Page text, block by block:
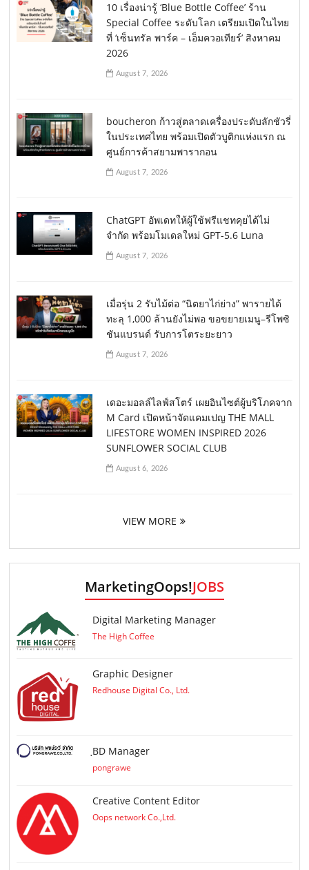
10 เรื่องน่ารู้ ‘Blue Bottle Coffee’ ร้าน
Special Coffee ระดับโลก เตรียมเปิดในไทย
ที่ ‘เซ็นทรัล พาร์ค – เอ็มควอเทียร์’ สิงหาคม
2026
August 7, 2026
boucheron ก้าวสู่ตลาดเครื่องประดับลักชัวรี่
ในประเทศไทย พร้อมเปิดตัวบูติกแห่งแรก ณ
ศูนย์การค้าสยามพารากอน
August 7, 2026
ChatGPT อัพเดทให้ผู้ใช้ฟรีแชทคุยได้ไม่
จำกัด พร้อมโมเดลใหม่ GPT-5.6 Luna
August 7, 2026
เมื่อรุ่น 2 รับไม้ต่อ “นิตยาไก่ย่าง” พารายได้
ทะลุ 1,000 ล้านยังไม่พอ ขอขยายเมนู–รีโพซิ
ชันแบรนด์ รับการโตระยะยาว
August 7, 2026
เดอะมอลล์ไลฟ์สโตร์ เผยอินไซต์ผู้บริโภคจาก
M Card เปิดหน้าจัดแคมเปญ THE MALL
LIFESTORE WOMEN INSPIRED 2026
SUNFLOWER SOCIAL CLUB
August 6, 2026
VIEW MORE
MarketingOops!JOBS
Digital Marketing Manager
The High Coffee
Graphic Designer
Redhouse Digital Co., Ltd.
ฺBD Manager
pongrawe
Creative Content Editor
Oops network Co.,Ltd.